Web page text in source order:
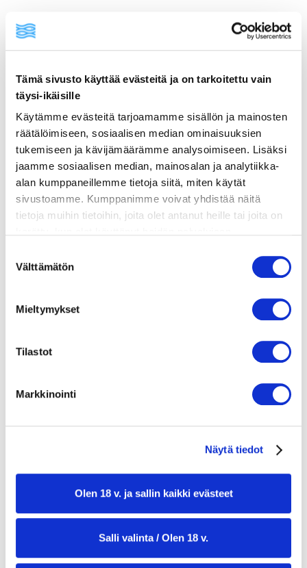
Tämä sivusto käyttää evästeitä ja on tarkoitettu vain
täysi-ikäisille
Käytämme evästeitä tarjoamamme sisällön ja mainosten
räätälöimiseen, sosiaalisen median ominaisuuksien
tukemiseen ja kävijämäärämme analysoimiseen. Lisäksi
jaamme sosiaalisen median, mainosalan ja analytiikka-
alan kumppaneillemme tietoja siitä, miten käytät
sivustoamme. Kumppanimme voivat yhdistää näitä
tietoja muihin tietoihin, joita olet antanut heille tai joita on
tai vanhempi. Vahvista ikäsi käyttääksesi sivustoa.
valinta
Välttämätön
Mieltymykset
Tilastot
Markkinointi
Näytä tiedot
Olen 18 v. ja sallin kaikki evästeet
Salli valinta / Olen 18 v.
ainekset
valmistusohje
lisätietoja
200 g musteella värjättyä kuivapastaa
1 iso keltasipuli + 2 rkl voita
300 g merilohikuutioita
Koristeeksi